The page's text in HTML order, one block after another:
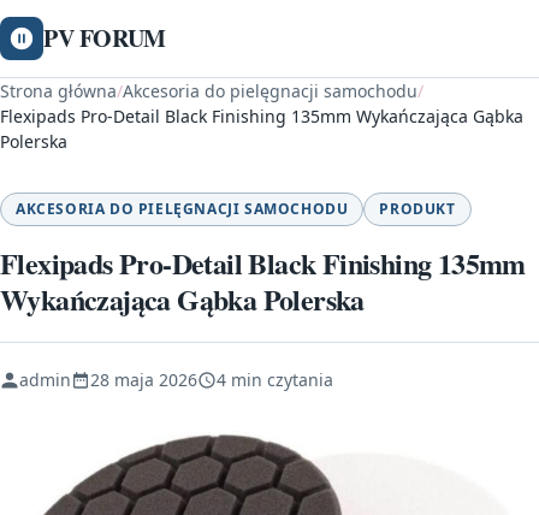
PV FORUM
Strona główna/Akcesoria do pielęgnacji samochodu/
Flexipads Pro-Detail Black Finishing 135mm Wykańczająca Gąbka
Polerska
AKCESORIA DO PIELĘGNACJI SAMOCHODU PRODUKT
Flexipads Pro-Detail Black Finishing 135mm
Wykańczająca Gąbka Polerska
admin 28 maja 2026 4 min czytania